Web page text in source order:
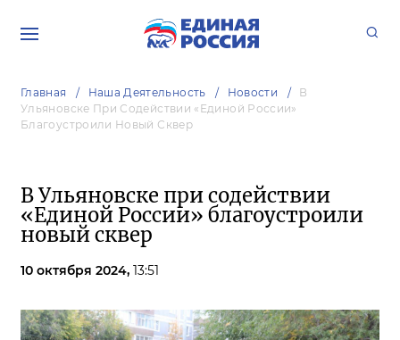
Главная Наша Деятельность Новости
В
Ульяновске При Содействии «Единой России»
Благоустроили Новый Сквер
В Ульяновске при содействии
«Единой России» благоустроили
новый сквер
10 октября 2024, 13:51